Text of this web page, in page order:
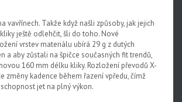
vavřínech. Takže když našli způsoby, jak jejich
ještě odlehčit, šli do toho. Nové
vrstev materiálu ubírá 29 g z dutých
a aby zůstali na špičce současných fit trendů,
160 mm délku kliky. Rozložení převodů X-
změny kadence během řazení vpředu, čímž
jet na plný výkon.